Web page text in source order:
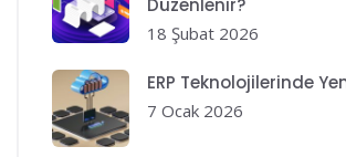
Düzenlenir?
18 Şubat 2026
ERP Teknolojilerinde
7 Ocak 2026